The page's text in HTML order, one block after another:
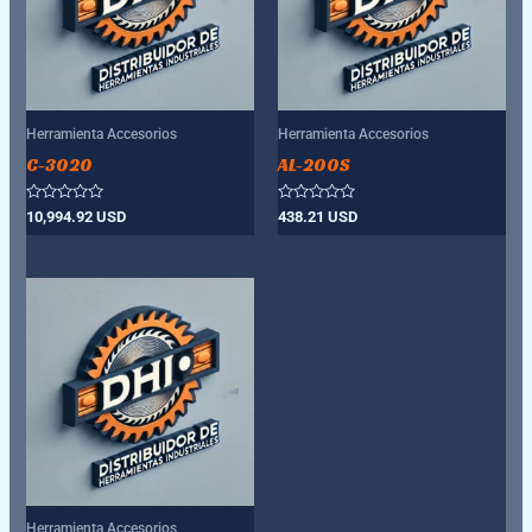
Herramienta Accesorios
C-3020
Valorado
con
10,994.92USD
Herramienta Accesorios
AL-200S
Valorado
con
438.21 USD
Herramienta Accesorios